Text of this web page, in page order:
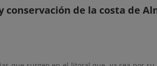
de la costa de